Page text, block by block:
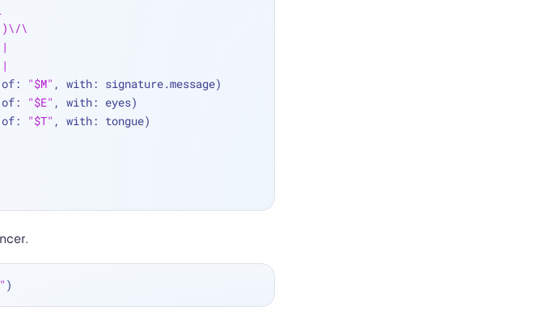
)\/\
|
||
"$M" , with: signature.message)
"$E" , with: eyes)
"$T" , with: tongue)